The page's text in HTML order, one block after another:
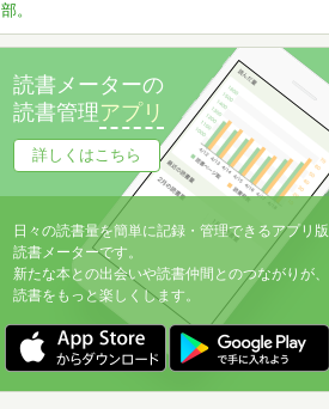
部。
読書メーターの
読書管理アプリ
詳しくはこちら
日々の読書量を簡単に記録・管理できるアプリ版
読書メーターです。
新たな本との出会いや読書仲間とのつながりが、
読書をもっと楽しくします。